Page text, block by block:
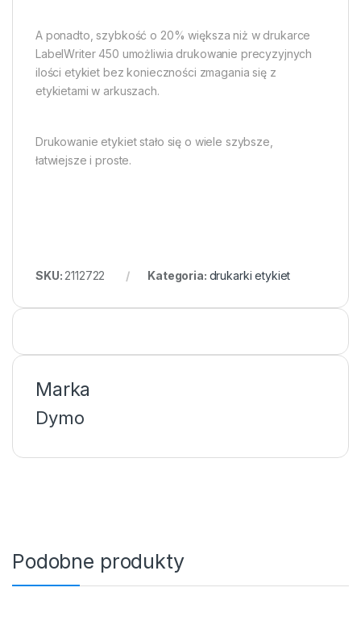
A ponadto, szybkość o 20% większa niż w drukarce
LabelWriter 450 umożliwia drukowanie precyzyjnych
ilości etykiet bez konieczności zmagania się z
etykietami w arkuszach.
Drukowanie etykiet stało się o wiele szybsze,
łatwiejsze i proste.
SKU: 2112722 Kategoria: drukarki etykiet
Marka
Dymo
Podobne produkty